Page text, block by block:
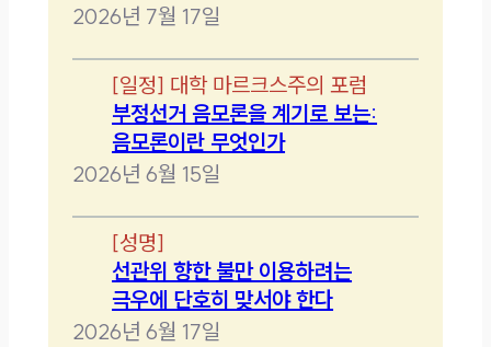
2026년 7월 17일
[일정] 대학 마르크스주의 포럼
부정선거 음모론을 계기로 보는:
음모론이란 무엇인가
2026년 6월 15일
[성명]
선관위 향한 불만 이용하려는
극우에 단호히 맞서야 한다
2026년 6월 17일